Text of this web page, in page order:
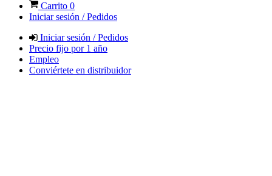
Carrito 0
Iniciar sesión / Pedidos
Iniciar sesión / Pedidos
Precio fijo por 1 año
Empleo
Conviértete en distribuidor